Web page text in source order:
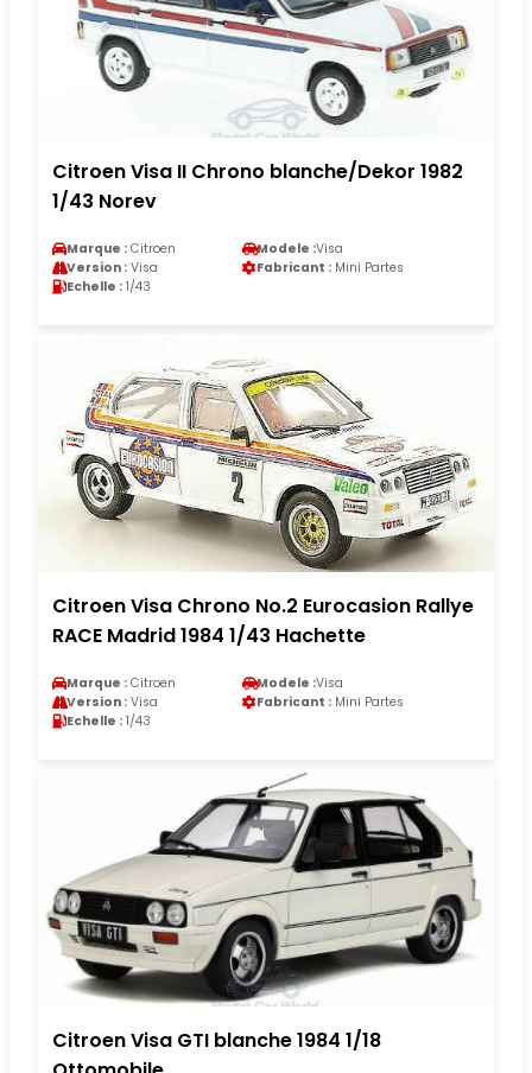
Citroen Visa II Chrono blanche/Dekor 1982
1/43 Norev
Marque : Citroen Modele :Visa
Version : Visa Fabricant : Mini Partes
Echelle : 1/43
Citroen Visa Chrono No.2 Eurocasion Rallye
RACE Madrid 1984 1/43 Hachette
Marque : Citroen Modele :Visa
Version : Visa Fabricant : Mini Partes
Echelle : 1/43
Citroen Visa GTI blanche 1984 1/18